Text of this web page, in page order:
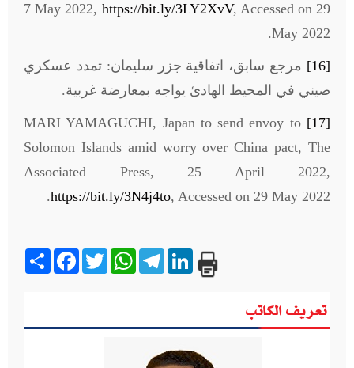
7 May 2022, https://bit.ly/3LY2XvV, Accessed on 29
May 2022.
[16] مرجع سابق، اتفاقية جزر سليمان: تمدد عسكري
صيني في المحيط الهادئ يواجه بمعارضة غربية.
[17]
MARI YAMAGUCHI, Japan to send envoy to
Solomon Islands amid worry over China pact, The
Associated Press, 25 April 2022,
https://bit.ly/3N4j4to, Accessed on 29 May 2022.
Share
FacebookTwitter
WhatsApp
Telegram
LinkedIn
تعريف الكاتب